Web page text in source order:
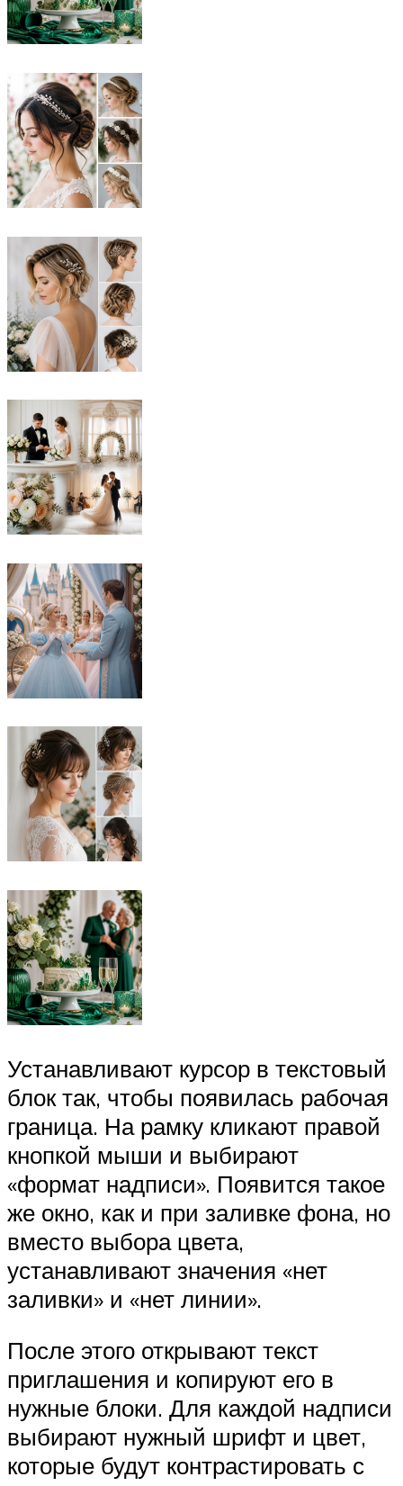
Устанавливают курсор в текстовый
блок так, чтобы появилась рабочая
граница. На рамку кликают правой
кнопкой мыши и выбирают
«формат надписи». Появится такое
же окно, как и при заливке фона, но
вместо выбора цвета,
устанавливают значения «нет
заливки» и «нет линии».
После этого открывают текст
приглашения и копируют его в
нужные блоки. Для каждой надписи
выбирают нужный шрифт и цвет,
которые будут контрастировать с